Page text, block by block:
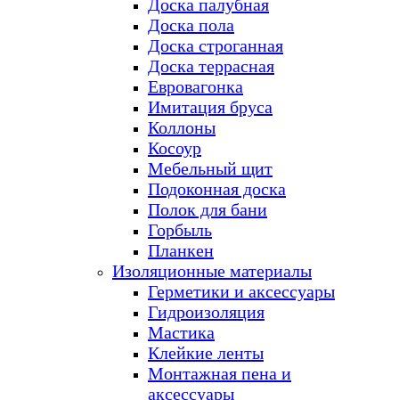
Доска палубная
Доска пола
Доска строганная
Доска террасная
Евровагонка
Имитация бруса
Коллоны
Косоур
Мебельный щит
Подоконная доска
Полок для бани
Горбыль
Планкен
Изоляционные материалы
Герметики и аксессуары
Гидроизоляция
Мастика
Клейкие ленты
Монтажная пена и
аксессуары